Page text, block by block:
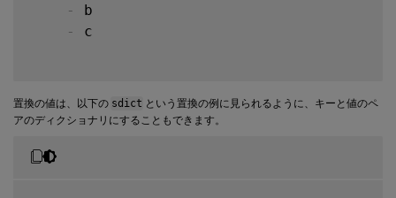
-
b
-
c
置換の値は、以下の sdict という置換の例に見られるように、キーと値のペ
アのディクショナリにすることもできます。